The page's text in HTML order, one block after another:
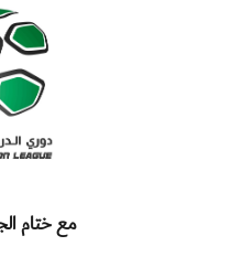
مع ختام